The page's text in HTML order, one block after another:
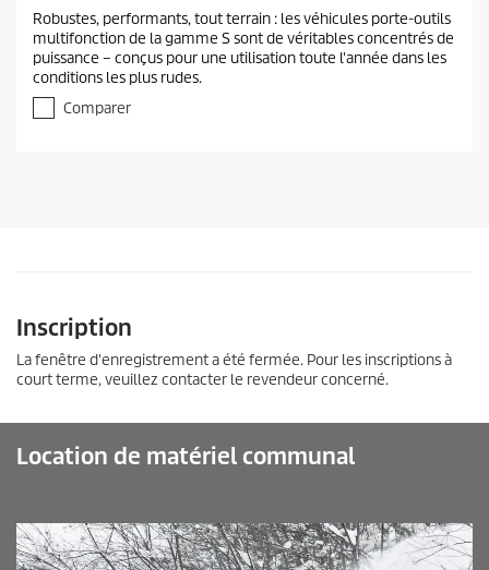
0
s
u
r
é
Robustes, performants, tout terrain : les véhicules porte-outils
multifonction de la gamme S sont de véritables concentrés de
puissance – conçus pour une utilisation toute l'année dans les
conditions les plus rudes.
Comparer
Inscription
La fenêtre d'enregistrement a été fermée. Pour les inscriptions à
court terme, veuillez contacter le revendeur concerné.
Location de matériel communal